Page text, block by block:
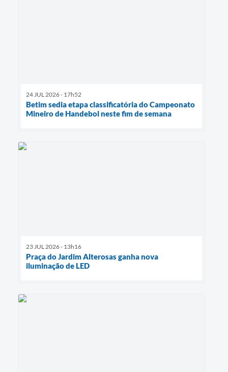
24 JUL 2026 - 17h52
Betim sedia etapa classificatória do Campeonato
Mineiro de Handebol neste fim de semana
23 JUL 2026 - 13h16
Praça do Jardim Alterosas ganha nova
iluminação de LED